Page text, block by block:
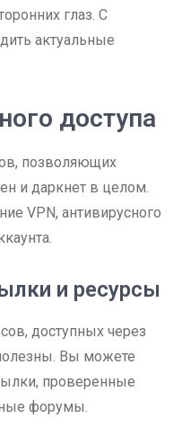
глаз. С
актуальные
доступа
позволяющих
и даркнет в целом.
VPN, антивирусного
и ресурсы
доступных через
Вы можете
проверенные
форумы.